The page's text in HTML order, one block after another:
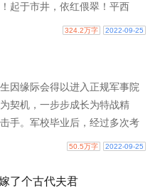
起于市井，依红偎翠！平西
北宋庆历二年的许清，将..
324.2万字 2022-09-25
因缘际会得以进入正规军事院
契机，一步步成长为特战精
手。军校毕业后，经过多次考
秘的猎豹突击队。在猎豹..
50.5万字 2022-09-25
了个古代夫君